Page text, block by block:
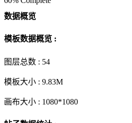
数据概览
模板数据概览 :
图层总数 : 54
模板大小 : 9.83M
画布大小 : 1080*1080